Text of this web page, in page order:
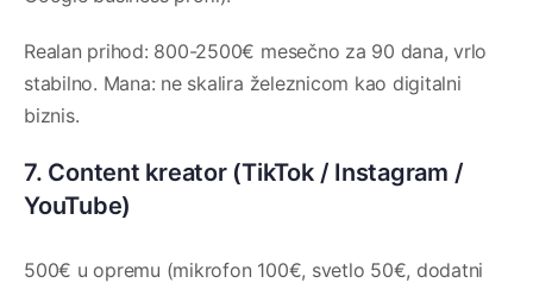
Realan prihod: 800-2500€ mesečno za 90 dana, vrlo
stabilno. Mana: ne skalira železnicom kao digitalni
biznis.
7. Content kreator (TikTok / Instagram /
YouTube)
500€ u opremu (mikrofon 100€, svetlo 50€, dodatni